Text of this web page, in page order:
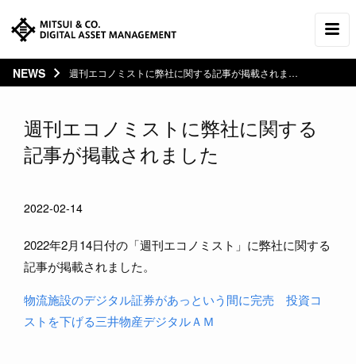
NEWS 週刊エコノミストに弊社に関する記事が掲載されました
週刊エコノミストに弊社に関する
記事が掲載されました
2022-02-14
2022年2月14日付の「週刊エコノミスト」に弊社に関する
記事が掲載されました。
物流施設のデジタル証券があっという間に完売 投資コ
ストを下げる三井物産デジタルＡＭ